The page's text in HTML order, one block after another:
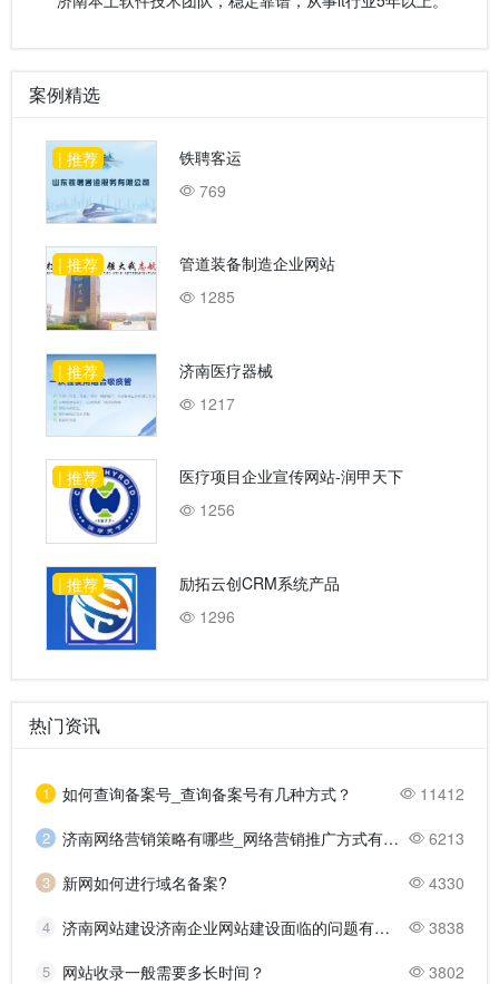
案例精选
| 推荐
铁聘客运
769
| 推荐
管道装备制造企业网站
1285
| 推荐
济南医疗器械
1217
| 推荐
医疗项目企业宣传网站-润甲天下
1256
| 推荐
励拓云创CRM系统产品
1296
热门资讯
1 11412
如何查询备案号_查询备案号有几种方式？
2 6213
济南网络营销策略有哪些_网络营销推广方式有哪些？
3 4330
新网如何进行域名备案?
4 3838
济南网站建设济南企业网站建设面临的问题有哪些？
5 3802
网站收录一般需要多长时间？